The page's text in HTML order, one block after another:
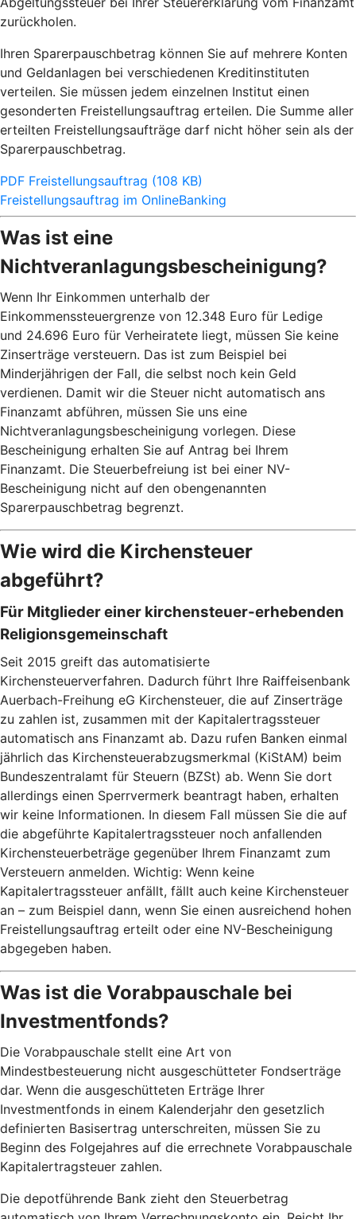
zurückholen.
Ihren Sparerpauschbetrag können Sie auf mehrere Konten
und Geldanlagen bei verschiedenen Kreditinstituten
verteilen. Sie müssen jedem einzelnen Institut einen
gesonderten Freistellungsauftrag erteilen. Die Summe aller
erteilten Freistellungsaufträge darf nicht höher sein als der
Sparerpauschbetrag.
PDF Freistellungsauftrag (108 KB)
Freistellungsauftrag im OnlineBanking
Was ist eine
Nichtveranlagungsbescheinigung?
Wenn Ihr Einkommen unterhalb der
Einkommenssteuergrenze von 12.348 Euro für Ledige
und 24.696 Euro für Verheiratete liegt, müssen Sie keine
Zinserträge versteuern. Das ist zum Beispiel bei
Minderjährigen der Fall, die selbst noch kein Geld
verdienen. Damit wir die Steuer nicht automatisch ans
Finanzamt abführen, müssen Sie uns eine
Nichtveranlagungsbescheinigung vorlegen. Diese
Bescheinigung erhalten Sie auf Antrag bei Ihrem
Finanzamt. Die Steuerbefreiung ist bei einer NV-
Bescheinigung nicht auf den obengenannten
Sparerpauschbetrag begrenzt.
Wie wird die Kirchensteuer
abgeführt?
Für Mitglieder einer kirchensteuer-erhebenden
Religionsgemeinschaft
Seit 2015 greift das automatisierte
Kirchensteuerverfahren. Dadurch führt Ihre Raiffeisenbank
Auerbach-Freihung eG Kirchensteuer, die auf Zinserträge
zu zahlen ist, zusammen mit der Kapitalertragssteuer
automatisch ans Finanzamt ab. Dazu rufen Banken einmal
jährlich das Kirchensteuerabzugsmerkmal (KiStAM) beim
Bundeszentralamt für Steuern (BZSt) ab. Wenn Sie dort
allerdings einen Sperrvermerk beantragt haben, erhalten
wir keine Informationen. In diesem Fall müssen Sie die auf
die abgeführte Kapitalertragssteuer noch anfallenden
Kirchensteuerbeträge gegenüber Ihrem Finanzamt zum
Versteuern anmelden. Wichtig: Wenn keine
Kapitalertragssteuer anfällt, fällt auch keine Kirchensteuer
an – zum Beispiel dann, wenn Sie einen ausreichend hohen
Freistellungsauftrag erteilt oder eine NV-Bescheinigung
abgegeben haben.
Was ist die Vorabpauschale bei
Investmentfonds?
Die Vorabpauschale stellt eine Art von
Mindestbesteuerung nicht ausgeschütteter Fondserträge
dar. Wenn die ausgeschütteten Erträge Ihrer
Investmentfonds in einem Kalenderjahr den gesetzlich
definierten Basisertrag unterschreiten, müssen Sie zu
Beginn des Folgejahres auf die errechnete Vorabpauschale
Kapitalertragsteuer zahlen.
Die depotführende Bank zieht den Steuerbetrag